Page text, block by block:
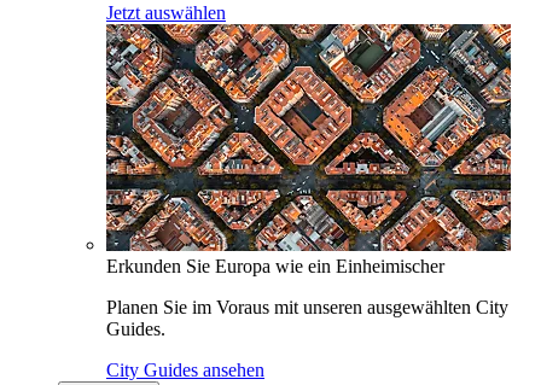
Jetzt auswählen
Erkunden Sie Europa wie ein Einheimischer
Planen Sie im Voraus mit unseren ausgewählten City
Guides.
City Guides ansehen